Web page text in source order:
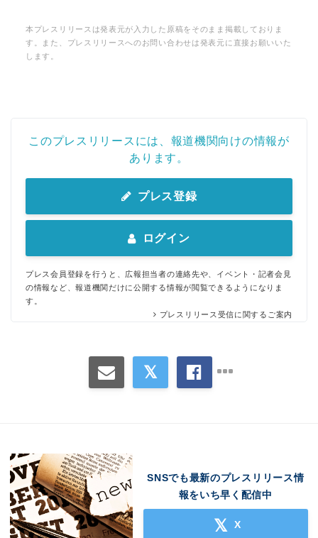
本プレスリリースは発表元が入力した原稿をそのまま掲載しておりま
す。また、プレスリリースへのお問い合わせは発表元に直接お願いいた
します。
このプレスリリースには、報道機関向けの情報が
あります。
プレス登録
ログイン
プレス会員登録を行うと、広報担当者の連絡先や、イベント・記者会見
の情報など、報道機関だけに公開する情報が閲覧できるようになりま
す。
プレスリリース受信に関するご案内
SNSでも最新のプレスリリース情
報をいち早く配信中
X
Japanese